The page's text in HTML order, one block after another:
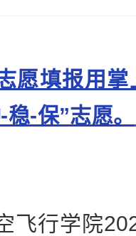
愿填报用
-保”志愿。
行学院